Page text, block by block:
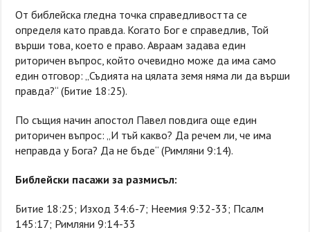
От библейска гледна точка справедливостта се
определя като правда. Когато Бог е справедлив, Той
върши това, което е право. Авраам задава един
риторичен въпрос, който очевидно може да има само
един отговор: „Съдията на цялата земя няма ли да върши
правда?“ (Битие 18:25).
По същия начин апостол Павел повдига още един
риторичен въпрос: „И тъй какво? Да речем ли, че има
неправда у Бога? Да не бъде“ (Римляни 9:14).
Библейски пасажи за размисъл:
Битие 18:25; Изход 34:6-7; Неемия 9:32-33; Псалм
145:17; Римляни 9:14-33